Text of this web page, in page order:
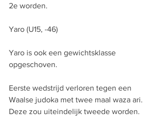
2e worden.
Yaro (U15, -46)
Yaro is ook een gewichtsklasse
opgeschoven.
Eerste wedstrijd verloren tegen een
Waalse judoka met twee maal waza ari.
Deze zou uiteindelijk tweede worden.